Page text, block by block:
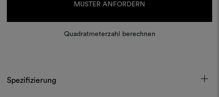
MUSTER ANFORDERN
Quadratmeterzahl berechnen
Spezifizierung